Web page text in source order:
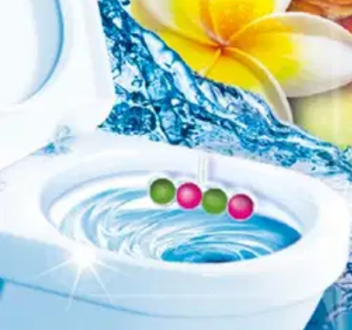
Ohjeet
Ensitilaajan pikaopas
Myymälänouto
Palautukset
Reklamaatio
Takuu ja huolto
Toimitustavat
Asennuspalvelut
Tilaus- ja toimitusehdot
Käyttöehdot
Tietosuojakäytäntö
Saavutettavuus
Vastuullisuus
Sivukartta
Mitä pidät Prisma.fi-verkkokaupasta?
Asiakaspalvelu
Usein kysytyt kysymykset
Ota yhteyttä asiakaspalveluun